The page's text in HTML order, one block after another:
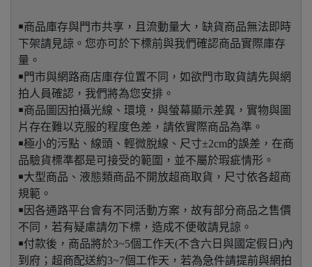
￭商品庫存與門市共享，且流動量大，缺貨商品無法即時
下架請見諒。您亦可於下標前與我們確認商品實際庫存
量。
￭門市與網路商店庫存位置不同，如欲門市取貨請先與網
拍人員確認，我們將為您安排。
￭商品圖因拍攝光線、環境，與螢幕顯示差異，實物與圖
片存在難以克服的程度色差，請依實際商品為準。
￭極小的污點、線頭、輕微脫線、尺寸±2cm的誤差，在商
品驗貨標準都是可接受的範圍，並不屬於瑕疵情形。
￭大型商品、液態類商品不開放超商取貨，尺寸依各超商
規範。
￭因各通路平台會有不同活動方案，故有部分商品之售價
不同，若有疑慮請勿下標，造成不便敬請見諒。
￭付款後，商品將於3~5個工作天(不含六日與國定假日)內
到府；超商配送約3~7個工作天，若為急件請提前與網拍